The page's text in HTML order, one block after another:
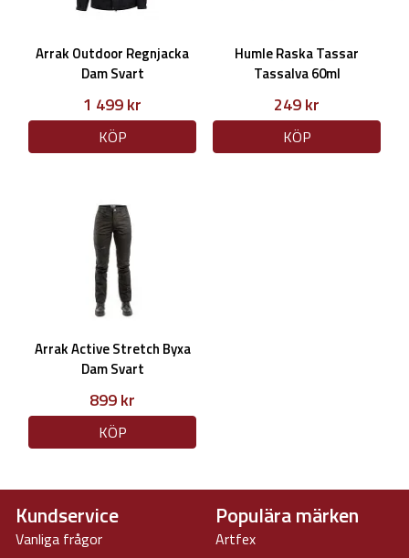
Arrak Outdoor Regnjacka
Dam Svart
1 499 kr
KÖP
Humle Raska Tassar
Tassalva 60ml
249 kr
KÖP
Arrak Active Stretch Byxa
Dam Svart
899 kr
KÖP
Kundservice
Vanliga frågor
Populära märken
Artfex